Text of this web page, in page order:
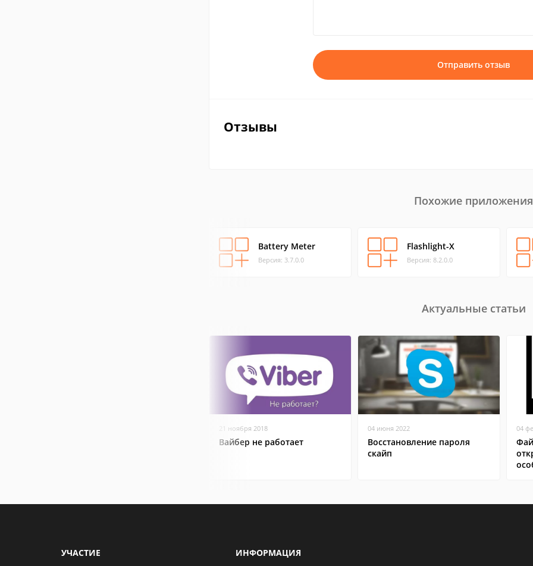
Отправить отзыв
Отзывы
Похожие приложения
Battery Meter
Версия: 3.7.0.0
Flashlight-X
Версия: 8.2.0.0
Актуальные статьи
21 ноября 2018
Вайбер не работает
04 июня 2022
Восстановление пароля
скайп
04
УЧАСТИЕ ИНФОРМАЦИЯ